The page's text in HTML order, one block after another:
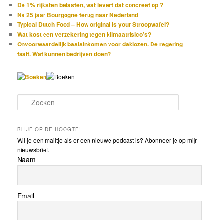
De 1% rijksten belasten, wat levert dat concreet op ?
Na 25 jaar Bourgogne terug naar Nederland
Typical Dutch Food – How original is your Stroopwafel?
Wat kost een verzekering tegen klimaatrisico’s?
Onvoorwaardelijk basisinkomen voor daklozen. De regering
faalt. Wat kunnen bedrijven doen?
Zoeken
BLIJF OP DE HOOGTE!
Wil je een mailtje als er een nieuwe podcast is? Abonneer je op mijn
nieuwsbrief.
Naam
Email